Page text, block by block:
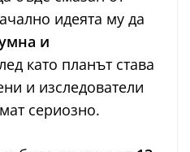
идеята му да
и
като планът става
и изследователи
сериозно.